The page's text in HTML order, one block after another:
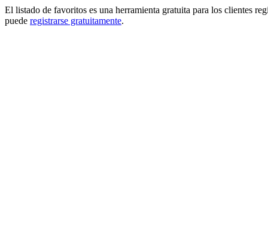
El listado de favoritos es una herramienta gratuita para los clientes
puede registrarse gratuitamente.